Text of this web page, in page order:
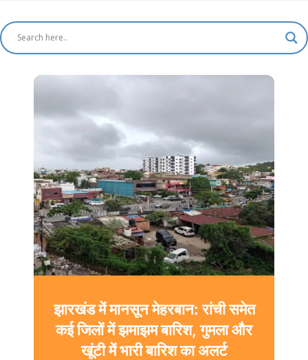
झारखंड में मानसून मेहरबान: रांची समेत
कई जिलों में झमाझम बारिश, गुमला और
खूंटी में भारी बारिश का अलर्ट